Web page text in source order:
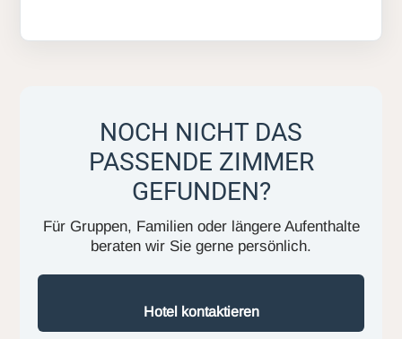
NOCH NICHT DAS
PASSENDE ZIMMER
GEFUNDEN?
Für Gruppen, Familien oder längere Aufenthalte
beraten wir Sie gerne persönlich.
Hotel kontaktieren